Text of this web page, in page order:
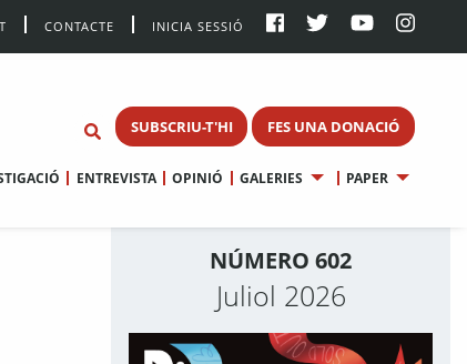
CONTACTE INICIA SESSIÓ
SUBSCRIU-T'HI FES UNA DONACIÓ
ENTREVISTA OPINIÓ GALERIES PAPER
NÚMERO 602
Juliol 2026